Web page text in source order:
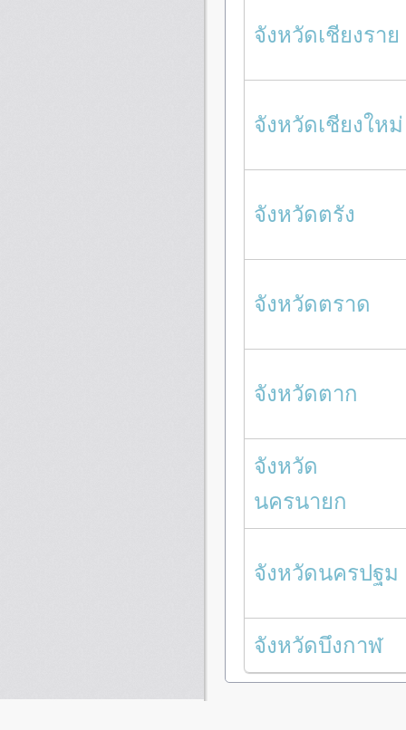
จังหวัดเชียงราย
จังหวัดเชียงใหม่
จังหวัดตรัง
จังหวัดตราด
จังหวัดตาก
จังหวัด
นครนายก
จังหวัดนครปฐม
จังหวัดบึงกาฬ